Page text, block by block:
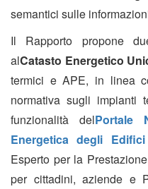
semantici sulle
Il Rapporto propone
alCatasto Energetico
termici e APE, in linea
normativa sugli impianti
funzionalità delPortale
Energetica degli Edifici
Esperto per la
per cittadini, aziende e